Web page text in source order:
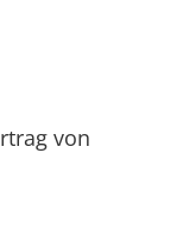
von